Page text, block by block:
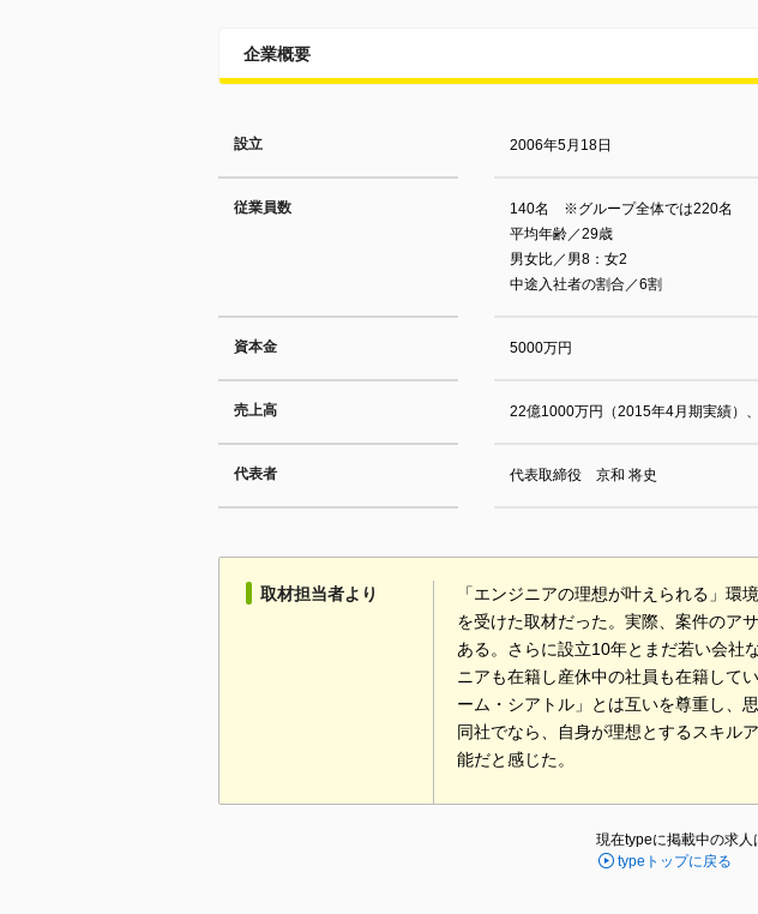
企業概要
設立 2006年5月18日
従業員数
140名 ※グループ全体では220名
平均年齢／29歳
男女比／男8：女2
中途入社者の割合／6割
資本金 5000万円
売上高 22億1000万円（2015年4月期実績）
代表者 代表取締役 京和 将史
取材担当者より
「エンジニアの理想が叶えられる」環
を受けた取材だった。実際、案件のア
ある。さらに設立10年とまだ若い会社
ニアも在籍し産休中の社員も在籍して
ーム・シアトル」とは互いを尊重し、
同社でなら、自身が理想とするスキル
能だと感じた。
現在typeに掲載中の求人
typeトップに戻る